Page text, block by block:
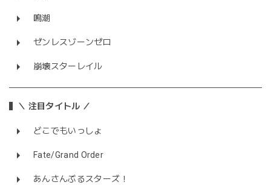
鳴潮
ゼンレスゾーンゼロ
崩壊スターレイル
＼ 注目タイトル ／
どこでもいっしょ
Fate/Grand Order
あんさんぶるスターズ！